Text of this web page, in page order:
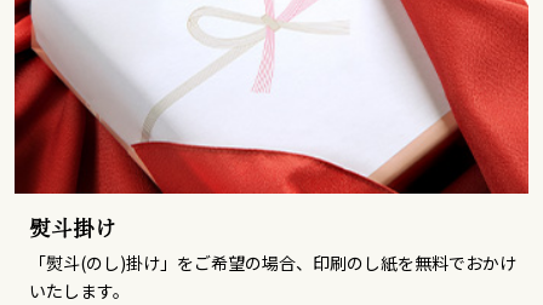
熨斗掛け
「熨斗(のし)掛け」をご希望の場合、印刷のし紙を無料でおかけ
いたします。